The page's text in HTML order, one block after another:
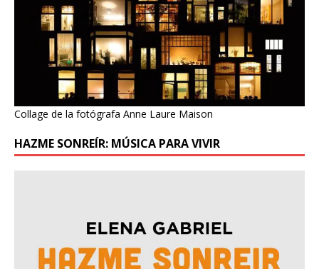
Collage de la fotógrafa Anne Laure Maison
HAZME SONREÍR: MÚSICA PARA VIVIR